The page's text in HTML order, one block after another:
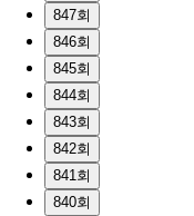
847회
846회
845회
844회
843회
842회
841회
840회